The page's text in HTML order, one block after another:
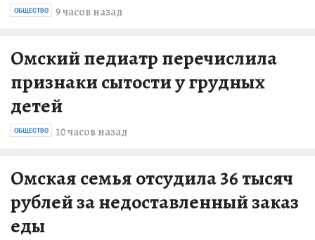
9 часов назад
ОБЩЕСТВО
Омский педиатр перечислила
признаки сытости у грудных
детей
10 часов назад
ОБЩЕСТВО
Омская семья отсудила 36 тысяч
рублей за недоставленный заказ
еды